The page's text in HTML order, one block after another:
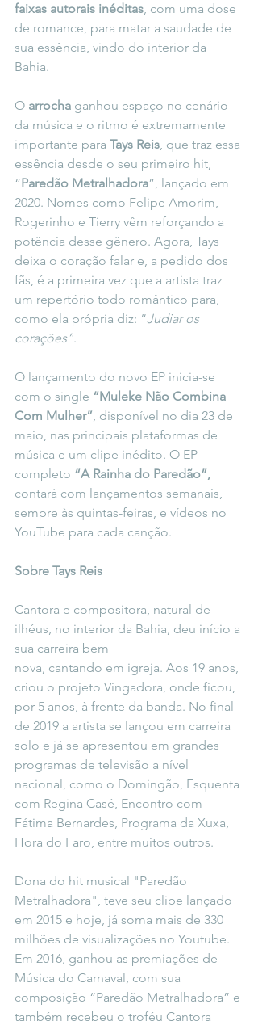
faixas autorais inéditas, com uma dose
de romance, para matar a saudade de
sua essência, vindo do interior da
Bahia.
O arrocha ganhou espaço no cenário
da música e o ritmo é extremamente
importante para Tays Reis, que traz essa
essência desde o seu primeiro hit,
“Paredão Metralhadora”, lançado em
2020. Nomes como Felipe Amorim,
Rogerinho e Tierry vêm reforçando a
potência desse gênero. Agora, Tays
deixa o coração falar e, a pedido dos
fãs, é a primeira vez que a artista traz
um repertório todo romântico para,
como ela própria diz: “Judiar os
corações”.
O lançamento do novo EP inicia-se
com o single “Muleke Não Combina
Com Mulher”, disponível no dia 23 de
maio, nas principais plataformas de
música e um clipe inédito. O EP
completo “A Rainha do Paredão”,
contará com lançamentos semanais,
sempre às quintas-feiras, e vídeos no
YouTube para cada canção.
Sobre Tays Reis
Cantora e compositora, natural de
ilhéus, no interior da Bahia, deu início a
sua carreira bem
nova, cantando em igreja. Aos 19 anos,
criou o projeto Vingadora, onde ficou,
por 5 anos, à frente da banda. No final
de 2019 a artista se lançou em carreira
solo e já se apresentou em grandes
programas de televisão a nível
nacional, como o Domingão, Esquenta
com Regina Casé, Encontro com
Fátima Bernardes, Programa da Xuxa,
Hora do Faro, entre muitos outros.
Dona do hit musical "Paredão
Metralhadora", teve seu clipe lançado
em 2015 e hoje, já soma mais de 330
milhões de visualizações no Youtube.
Em 2016, ganhou as premiações de
Música do Carnaval, com sua
composição “Paredão Metralhadora” e
também recebeu o troféu Cantora